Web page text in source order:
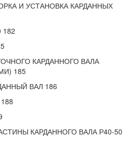
И УСТАНОВКА КАРДАННЫХ
КАРДАННОГО ВАЛА
185
ВАЛ 186
КАРДАННОГО ВАЛА Р40-50